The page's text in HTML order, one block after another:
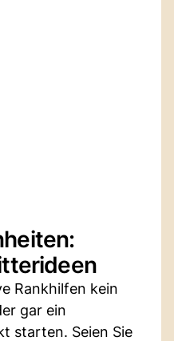
Rankhilfen kein
gar ein
starten. Seien Sie